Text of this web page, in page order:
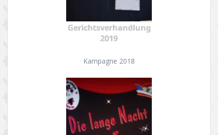
Gerichtsverhandlung
2019
Kampagne 2018